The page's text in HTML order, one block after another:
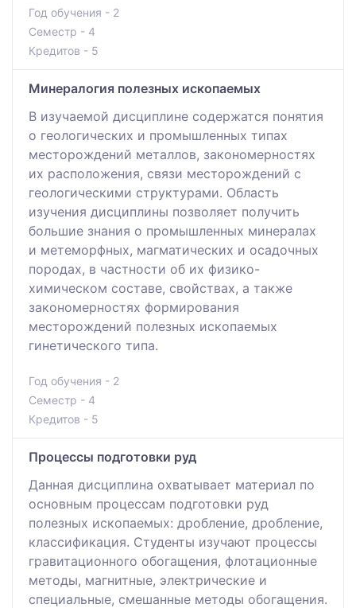
Год обучения - 2
Семестр - 4
Кредитов - 5
Минералогия полезных ископаемых
В изучаемой дисциплине содержатся понятия
о геологических и промышленных типах
месторождений металлов, закономерностях
их расположения, связи месторождений с
геологическими структурами. Область
изучения дисциплины позволяет получить
большие знания о промышленных минералах
и метеморфных, магматических и осадочных
породах, в частности об их физико-
химическом составе, свойствах, а также
закономерностях формирования
месторождений полезных ископаемых
гинетического типа.
Год обучения - 2
Семестр - 4
Кредитов - 5
Процессы подготовки руд
Данная дисциплина охватывает материал по
основным процессам подготовки руд
полезных ископаемых: дробление, дробление,
классификация. Студенты изучают процессы
гравитационного обогащения, флотационные
методы, магнитные, электрические и
специальные, смешанные методы обогащения.